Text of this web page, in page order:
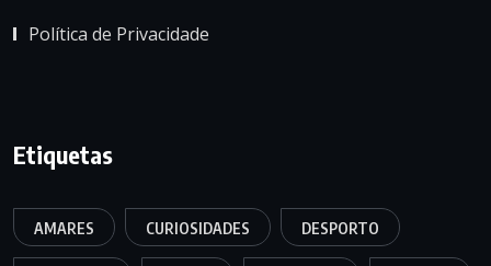
Política de Privacidade
Etiquetas
AMARES CURIOSIDADES DESPORTO